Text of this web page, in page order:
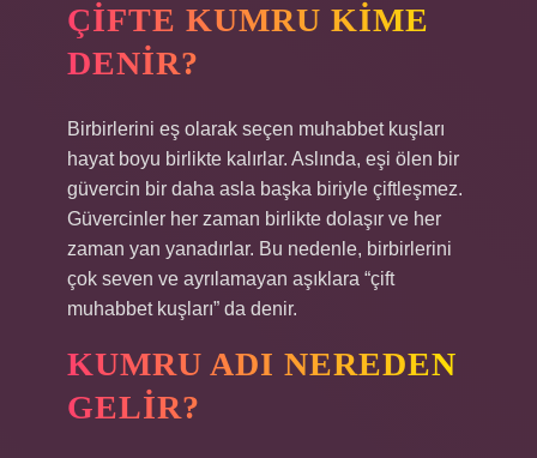
ÇIFTE KUMRU KIME
DENIR?
Birbirlerini eş olarak seçen muhabbet kuşları
hayat boyu birlikte kalırlar. Aslında, eşi ölen bir
güvercin bir daha asla başka biriyle çiftleşmez.
Güvercinler her zaman birlikte dolaşır ve her
zaman yan yanadırlar. Bu nedenle, birbirlerini
çok seven ve ayrılamayan aşıklara “çift
muhabbet kuşları” da denir.
KUMRU ADI NEREDEN
GELIR?